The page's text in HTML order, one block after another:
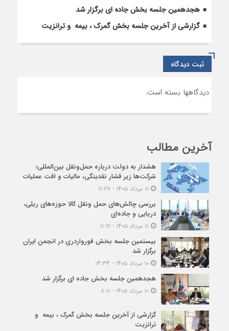
هجدهمین جلسه بخش جاده ای برگزار شد
گزارشی از آخرین جلسه بخش گمرک ، بیمه و ترانزیت
ثبت دیدگاه
دیدگاهها بسته است.
آخرین مطالب
هشدار به دولت درباره حمل‌ونقل بین‌المللی؛
شرکت‌ها زیر فشار نقدینگی، مالیات و افت عملیات
بررسی چالش‌های حمل ونقل کالا حوزه‌های ریلی،
دریایی و جاده‌ای
بیستمین جلسه بخش فورواردری در انجمن ایران
برگزار شد
۱۰ مرداد ۱۴۰۵ - ۱۴:۳۴
هجدهمین جلسه بخش جاده ای برگزار شد
۱۰ مرداد ۱۴۰۵ - ۸:۱۱
گزارشی از آخرین جلسه بخش گمرک ، بیمه و
ترانزیت